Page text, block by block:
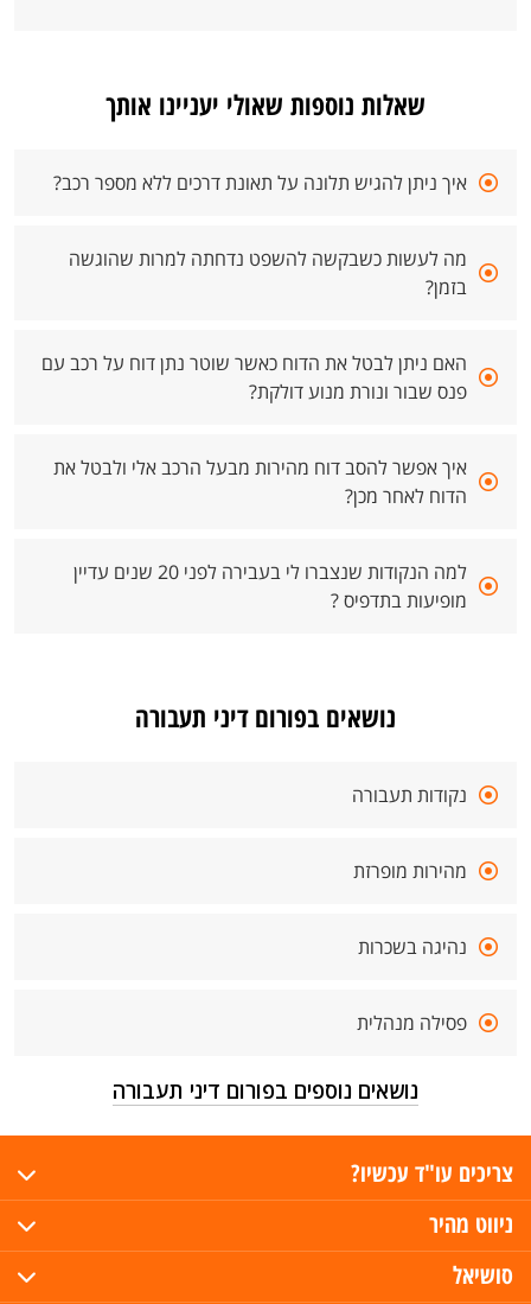
שאלות נוספות שאולי יעניינו אותך
איך ניתן להגיש תלונה על תאונת דרכים ללא מספר רכב?
מה לעשות כשבקשה להשפט נדחתה למרות שהוגשה
בזמן?
האם ניתן לבטל את הדוח כאשר שוטר נתן דוח על רכב עם
פנס שבור ונורת מנוע דולקת?
איך אפשר להסב דוח מהירות מבעל הרכב אלי ולבטל את
הדוח לאחר מכן?
למה הנקודות שנצברו לי בעבירה לפני 20 שנים עדיין
מופיעות בתדפיס ?
נושאים בפורום דיני תעבורה
נקודות תעבורה
מהירות מופרזת
נהיגה בשכרות
פסילה מנהלית
נושאים נוספים בפורום דיני תעבורה
צריכים עו"ד עכשיו?
ניווט מהיר
סושיאל